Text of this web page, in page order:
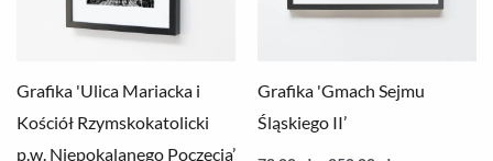
Grafika 'Ulica Mariacka i
Kościół Rzymskokatolicki
p.w. Niepokalanego Poczęcia’
Grafika 'Gmach Sejmu
Śląskiego II’